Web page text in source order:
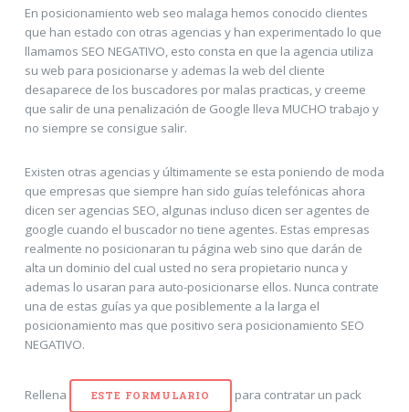
En posicionamiento web seo malaga hemos conocido clientes
que han estado con otras agencias y han experimentado lo que
llamamos SEO NEGATIVO, esto consta en que la agencia utiliza
su web para posicionarse y ademas la web del cliente
desaparece de los buscadores por malas practicas, y creeme
que salir de una penalización de Google lleva MUCHO trabajo y
no siempre se consigue salir.
Existen otras agencias y últimamente se esta poniendo de moda
que empresas que siempre han sido guías telefónicas ahora
dicen ser agencias SEO, algunas incluso dicen ser agentes de
google cuando el buscador no tiene agentes. Estas empresas
realmente no posicionaran tu página web sino que darán de
alta un dominio del cual usted no sera propietario nunca y
ademas lo usaran para auto-posicionarse ellos. Nunca contrate
una de estas guías ya que posiblemente a la larga el
posicionamiento mas que positivo sera posicionamiento SEO
NEGATIVO.
Rellena ESTE FORMULARIO
para contratar un pack